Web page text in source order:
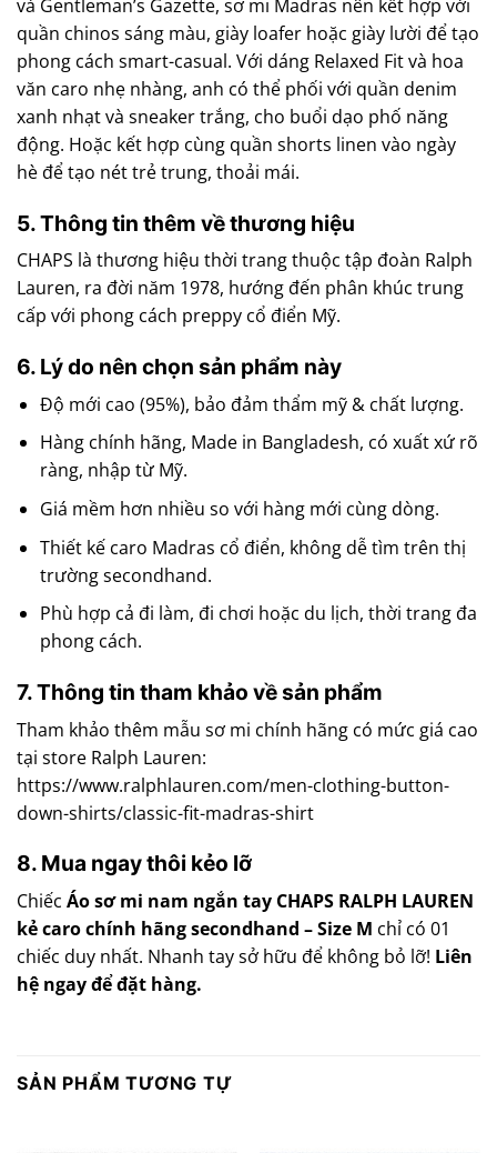
và Gentleman’s Gazette, sơ mi Madras nên kết hợp với
quần chinos sáng màu, giày loafer hoặc giày lười để tạo
phong cách smart-casual. Với dáng Relaxed Fit và hoa
văn caro nhẹ nhàng, anh có thể phối với quần denim
xanh nhạt và sneaker trắng, cho buổi dạo phố năng
động. Hoặc kết hợp cùng quần shorts linen vào ngày
hè để tạo nét trẻ trung, thoải mái.
5. Thông tin thêm về thương hiệu
CHAPS là thương hiệu thời trang thuộc tập đoàn Ralph
Lauren, ra đời năm 1978, hướng đến phân khúc trung
cấp với phong cách preppy cổ điển Mỹ.
6. Lý do nên chọn sản phẩm này
Độ mới cao (95%), bảo đảm thẩm mỹ & chất lượng.
Hàng chính hãng, Made in Bangladesh, có xuất xứ rõ
ràng, nhập từ Mỹ.
Giá mềm hơn nhiều so với hàng mới cùng dòng.
Thiết kế caro Madras cổ điển, không dễ tìm trên thị
trường secondhand.
Phù hợp cả đi làm, đi chơi hoặc du lịch, thời trang đa
phong cách.
7. Thông tin tham khảo về sản phẩm
Tham khảo thêm mẫu sơ mi chính hãng có mức giá cao
tại store Ralph Lauren:
https://www.ralphlauren.com/men-clothing-button-
down-shirts/classic-fit-madras-shirt
8. Mua ngay thôi kẻo lỡ
Chiếc Áo sơ mi nam ngắn tay CHAPS RALPH LAUREN
kẻ caro chính hãng secondhand – Size M chỉ có 01
chiếc duy nhất. Nhanh tay sở hữu để không bỏ lỡ! Liên
hệ ngay để đặt hàng.
SẢN PHẨM TƯƠNG TỰ